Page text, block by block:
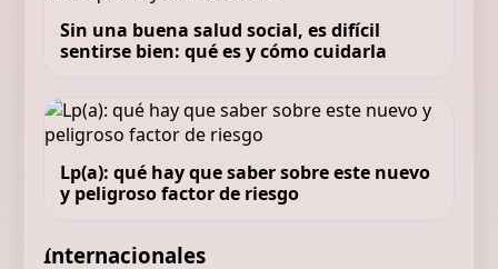
Sin una buena salud social, es difícil
sentirse bien: qué es y cómo cuidarla
Lp(a): qué hay que saber sobre este nuevo
y peligroso factor de riesgo
Internacionales